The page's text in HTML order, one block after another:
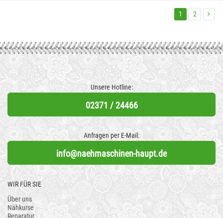
1 2
Unsere Hotline:
02371 / 24466
Anfragen per E-Mail:
info@naehmaschinen-haupt.de
WIR FÜR SIE
Über uns
Nähkurse
Reparatur